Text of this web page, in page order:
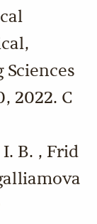
Sciences
2022. С
B. , Frid